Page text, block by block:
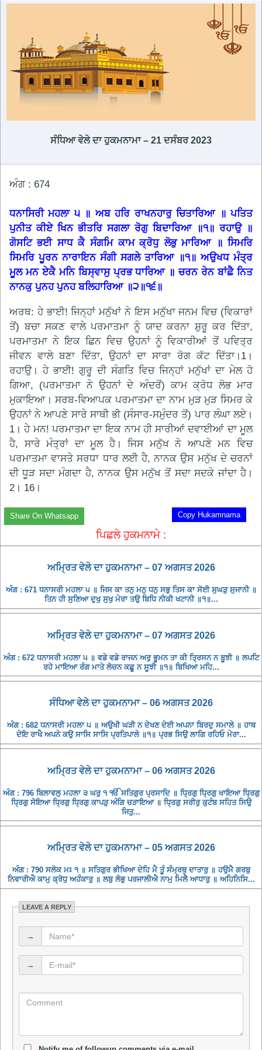
ਸੰਧਿਆ ਵੇਲੇ ਦਾ ਹੁਕਮਨਾਮਾ – 21 ਦਸੰਬਰ 2023
ਅੰਗ : 674
ਧਨਾਸਿਰੀ ਮਹਲਾ ੫ ॥ ਅਬ ਹਰਿ ਰਾਖਨਹਾਰੁ ਚਿਤਾਰਿਆ ॥ ਪਤਿਤ
ਪੁਨੀਤ ਕੀਏ ਖਿਨ ਭੀਤਰਿ ਸਗਲਾ ਰੋਗੁ ਬਿਦਾਰਿਆ ॥੧॥ ਰਹਾਉ ॥
ਗੋਸਟਿ ਭਈ ਸਾਧ ਕੈ ਸੰਗਮਿ ਕਾਮ ਕ੍ਰੋਧੁ ਲੋਭੁ ਮਾਰਿਆ ॥ ਸਿਮਰਿ
ਸਿਮਰਿ ਪੂਰਨ ਨਾਰਾਇਨ ਸੰਗੀ ਸਗਲੇ ਤਾਰਿਆ ॥੧॥ ਅਉਖਧ ਮੰਤ੍ਰ
ਮੂਲ ਮਨ ਏਕੈ ਮਨਿ ਬਿਸ੍ਵਾਸੁ ਪ੍ਰਭ ਧਾਰਿਆ ॥ ਚਰਨ ਰੇਨ ਬਾਂਛੈ ਨਿਤ
ਨਾਨਕੁ ਪੁਨਹ ਪੁਨਹ ਬਲਿਹਾਰਿਆ ॥੨॥੧੬॥
ਅਰਥ: ਹੇ ਭਾਈ! ਜਿਨ੍ਹਾਂ ਮਨੁੱਖਾਂ ਨੇ ਇਸ ਮਨੁੱਖਾ ਜਨਮ ਵਿਚ (ਵਿਕਾਰਾਂ
ਤੋਂ) ਬਚਾ ਸਕਣ ਵਾਲੇ ਪਰਮਾਤਮਾ ਨੂੰ ਯਾਦ ਕਰਨਾ ਸ਼ੁਰੂ ਕਰ ਦਿੱਤਾ,
ਪਰਮਾਤਮਾ ਨੇ ਇਕ ਛਿਨ ਵਿਚ ਉਹਨਾਂ ਨੂੰ ਵਿਕਾਰੀਆਂ ਤੋਂ ਪਵਿਤ੍ਰ
ਜੀਵਨ ਵਾਲੇ ਬਣਾ ਦਿੱਤਾ, ਉਹਨਾਂ ਦਾ ਸਾਰਾ ਰੋਗ ਕੱਟ ਦਿੱਤਾ।1।
ਰਹਾਉ। ਹੇ ਭਾਈ! ਗੁਰੂ ਦੀ ਸੰਗਤਿ ਵਿਚ ਜਿਨ੍ਹਾਂ ਮਨੁੱਖਾਂ ਦਾ ਮੇਲ ਹੋ
ਗਿਆ, (ਪਰਮਾਤਮਾ ਨੇ ਉਹਨਾਂ ਦੇ ਅੰਦਰੋਂ) ਕਾਮ ਕ੍ਰੋਧ ਲੋਭ ਮਾਰ
ਮੁਕਾਇਆ। ਸਰਬ-ਵਿਆਪਕ ਪਰਮਾਤਮਾ ਦਾ ਨਾਮ ਮੁੜ ਮੁੜ ਸਿਮਰ ਕੇ
ਉਹਨਾਂ ਨੇ ਆਪਣੇ ਸਾਰੇ ਸਾਥੀ ਭੀ (ਸੰਸਾਰ-ਸਮੁੰਦਰ ਤੋਂ) ਪਾਰ ਲੰਘਾ ਲਏ।
1। ਹੇ ਮਨ! ਪਰਮਾਤਮਾ ਦਾ ਇਕ ਨਾਮ ਹੀ ਸਾਰੀਆਂ ਦਵਾਈਆਂ ਦਾ ਮੂਲ
ਹੈ, ਸਾਰੇ ਮੰਤ੍ਰਾਂ ਦਾ ਮੂਲ ਹੈ। ਜਿਸ ਮਨੁੱਖ ਨੇ ਆਪਣੇ ਮਨ ਵਿਚ
ਪਰਮਾਤਮਾ ਵਾਸਤੇ ਸਰਧਾ ਧਾਰ ਲਈ ਹੈ, ਨਾਨਕ ਉਸ ਮਨੁੱਖ ਦੇ ਚਰਨਾਂ
ਦੀ ਧੂੜ ਸਦਾ ਮੰਗਦਾ ਹੈ, ਨਾਨਕ ਉਸ ਮਨੁੱਖ ਤੋਂ ਸਦਾ ਸਦਕੇ ਜਾਂਦਾ ਹੈ।
2। 16।
Copy Hukamnama
Share On Whatsapp
ਪਿਛਲੇ ਹੁਕਮਨਾਮੇ :
ਅਮ੍ਰਿਤ ਵੇਲੇ ਦਾ ਹੁਕਮਨਾਮਾ – 07 ਅਗਸਤ 2026
ਅੰਗ : 671 ਧਨਾਸਰੀ ਮਹਲਾ ੫ ॥ ਜਿਸ ਕਾ ਤਨੁ ਮਨੁ ਧਨੁ ਸਭੁ ਤਿਸ ਕਾ ਸੋਈ ਸੁਘੜੁ ਸੁਜਾਨੀ ॥
ਤਿਨ ਹੀ ਸੁਣਿਆ ਦੁਖੁ ਸੁਖੁ ਮੇਰਾ ਤਉ ਬਿਧਿ ਨੀਕੀ ਖਟਾਨੀ ॥੧॥...
ਅਮ੍ਰਿਤ ਵੇਲੇ ਦਾ ਹੁਕਮਨਾਮਾ – 07 ਅਗਸਤ 2026
ਅੰਗ : 672 ਧਨਾਸਰੀ ਮਹਲਾ ੫ ॥ ਵਡੇ ਵਡੇ ਰਾਜਨ ਅਰੁ ਭੂਮਨ ਤਾ ਕੀ ਤ੍ਰਿਸਨ ਨ ਬੂਝੀ ॥ ਲਪਟਿ
ਰਹੇ ਮਾਇਆ ਰੰਗ ਮਾਤੇ ਲੋਚਨ ਕਛੂ ਨ ਸੂਝੀ ॥੧॥ ਬਿਖਿਆ ਮਹਿ...
ਸੰਧਿਆ ਵੇਲੇ ਦਾ ਹੁਕਮਨਾਮਾ – 06 ਅਗਸਤ 2026
ਅੰਗ : 682 ਧਨਾਸਰੀ ਮਹਲਾ ੫ ॥ ਅਉਖੀ ਘੜੀ ਨ ਦੇਖਣ ਦੇਈ ਅਪਨਾ ਬਿਰਦੁ ਸਮਾਲੇ ॥ ਹਾਥ
ਦੇਇ ਰਾਖੈ ਅਪਨੇ ਕਉ ਸਾਸਿ ਸਾਸਿ ਪ੍ਰਤਿਪਾਲੇ ॥੧॥ ਪ੍ਰਭ ਸਿਉ ਲਾਗਿ ਰਹਿਓ ਮੇਰਾ...
ਅਮ੍ਰਿਤ ਵੇਲੇ ਦਾ ਹੁਕਮਨਾਮਾ – 06 ਅਗਸਤ 2026
ਅੰਗ : 796 ਬਿਲਾਵਲੁ ਮਹਲਾ ੩ ਘਰੁ ੧ ੴ ਸਤਿਗੁਰ ਪ੍ਰਸਾਦਿ ॥ ਧ੍ਰਿਗੁ ਧ੍ਰਿਗੁ ਖਾਇਆ ਧ੍ਰਿਗੁ
ਧ੍ਰਿਗੁ ਸੋਇਆ ਧ੍ਰਿਗੁ ਧ੍ਰਿਗੁ ਕਾਪੜੁ ਅੰਗਿ ਚੜਾਇਆ ॥ ਧ੍ਰਿਗੁ ਸਰੀਰੁ ਕੁਟੰਬ ਸਹਿਤ ਸਿਉ
ਜਿਤੁ...
ਅਮ੍ਰਿਤ ਵੇਲੇ ਦਾ ਹੁਕਮਨਾਮਾ – 05 ਅਗਸਤ 2026
ਅੰਗ : 790 ਸਲੋਕ ਮਃ ੧ ॥ ਸਤਿਗੁਰ ਭੀਖਿਆ ਦੇਹਿ ਮੈ ਤੂੰ ਸੰਮ੍ਰਥੁ ਦਾਤਾਰੁ ॥ ਹਉਮੈ ਗਰਬੁ
ਨਿਵਾਰੀਐ ਕਾਮੁ ਕ੍ਰੋਧੁ ਅਹੰਕਾਰੁ ॥ ਲਬੁ ਲੋਭੁ ਪਰਜਾਲੀਐ ਨਾਮੁ ਮਿਲੈ ਆਧਾਰੁ ॥ ਅਹਿਨਿਸਿ...
LEAVE A REPLY
→
→